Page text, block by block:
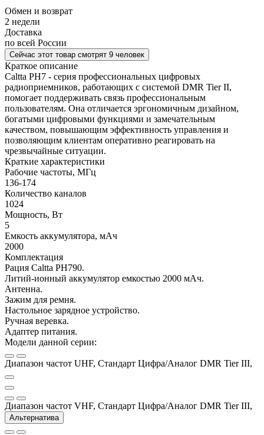
Обмен и возврат
2 недели
Доставка
по всей России
Сейчас этот товар смотрят 9 человек
Краткое описание
Caltta PH7 - серия профессиональных цифровых
радиоприемников, работающих с системой DMR Tier II,
помогает поддерживать связь профессиональным
пользователям. Она отличается эргономичным дизайном,
богатыми цифровыми функциями и замечательным
качеством, повышающим эффективность управления и
позволяющим клиентам оперативно реагировать на
чрезвычайные ситуации.
Краткие характеристики
Рабочие частоты, МГц
136-174
Количество каналов
1024
Мощность, Вт
5
Емкость аккумулятора, мАч
2000
Комплектация
Рация Caltta PH790.
Литий-ионный аккумулятор емкостью 2000 мАч.
Антенна.
Зажим для ремня.
Настольное зарядное устройство.
Ручная веревка.
Адаптер питания.
Модели данной серии:
Диапазон частот UHF, Стандарт Цифра/Аналог DMR Tier III,
Диапазон частот VHF, Стандарт Цифра/Аналог DMR Tier III,
Альтернатива